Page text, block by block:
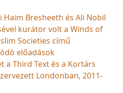
Haim Bresheeth és Ali Nobil
kurátor volt a Winds of
Societies című
előadások
a Third Text és a Kortárs
Londonban, 2011-